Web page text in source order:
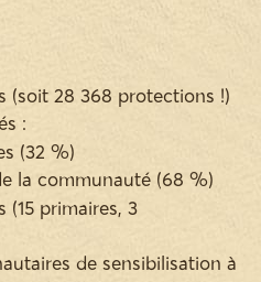
(soit 28 368 protections !)
:
(32 %)
la communauté (68 %)
(15 primaires, 3
de sensibilisation à